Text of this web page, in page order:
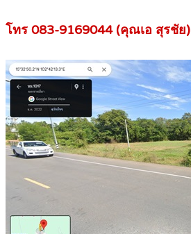
โทร 083-9169044 (คุณเอ สุรชัย)